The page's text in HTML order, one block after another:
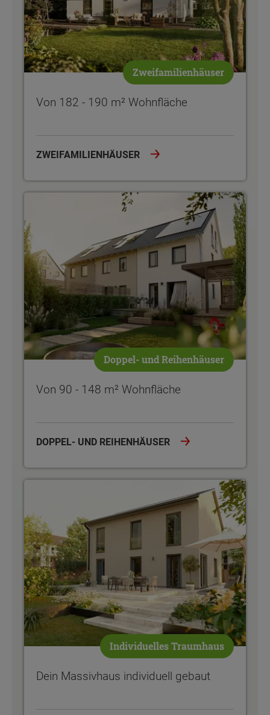
Zweifamilienhäuser
Von 182 - 190 m² Wohnfläche
ZWEIFAMILIENHÄUSER
Von 90 - 148 m² Wohnfläche
Doppel- und Reihenhäuser
Von 90 - 148 m² Wohnfläche
DOPPEL- UND REIHENHÄUSER
Individuelles Traumhaus
Dein Massivhaus individuell gebaut